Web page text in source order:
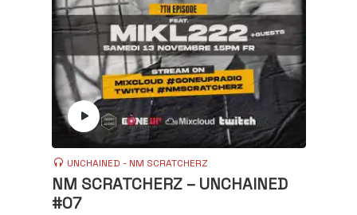
UNCHAINED - NM SCRATCHERZ
NM SCRATCHERZ – UNCHAINED
#07